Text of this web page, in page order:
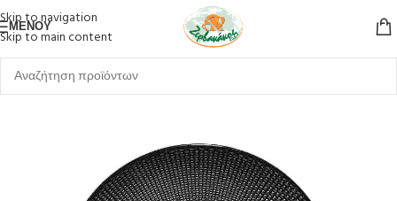
Skip to navigation
Skip to main content
ΜΕΝΟΎ